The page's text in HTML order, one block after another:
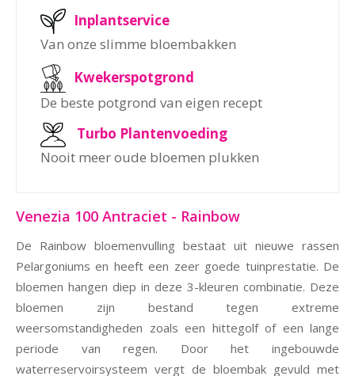
Inplantservice
Van onze slimme bloembakken
Kwekerspotgrond
De beste potgrond van eigen recept
Turbo Plantenvoeding
Nooit meer oude bloemen plukken
Venezia 100 Antraciet - Rainbow
De Rainbow bloemenvulling bestaat uit nieuwe rassen
Pelargoniums en heeft een zeer goede tuinprestatie. De
bloemen hangen diep in deze 3-kleuren combinatie. Deze
bloemen zijn bestand tegen extreme
weersomstandigheden zoals een hittegolf of een lange
periode van regen. Door het ingebouwde
waterreservoirsysteem vergt de bloembak gevuld met